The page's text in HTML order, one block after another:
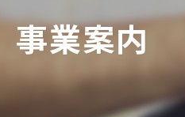
事業案内